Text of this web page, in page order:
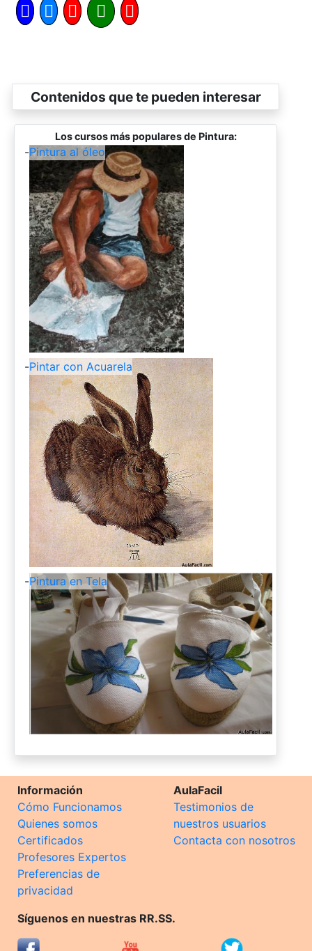
Contenidos que te pueden interesar
Los cursos más populares de Pintura:
-Pintura al óleo
-Pintar con Acuarela
-Pintura en Tela
Información
Cómo Funcionamos
Quienes somos
Certificados
Profesores Expertos
Preferencias de
privacidad
AulaFacil
Testimonios de
nuestros usuarios
Contacta con nosotros
Síguenos en nuestras RR.SS.